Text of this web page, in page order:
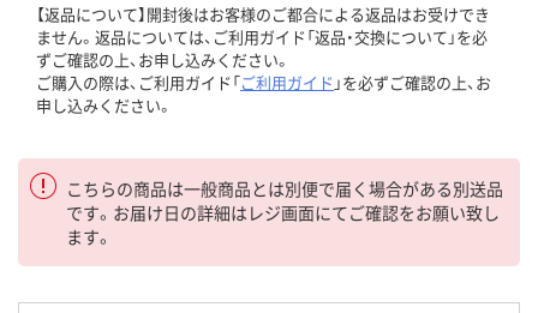
【返品について】開封後はお客様のご都合による返品はお受けでき
ません。返品については、ご利用ガイド「返品・交換について」を必
ずご確認の上、お申し込みください。
ご購入の際は、ご利用ガイド「ご利用ガイド 」を必ずご確認の上、お
申し込みください。
こちらの商品は一般商品とは別便で届く場合がある別送品
です。お届け日の詳細はレジ画面にてご確認をお願い致し
ます。